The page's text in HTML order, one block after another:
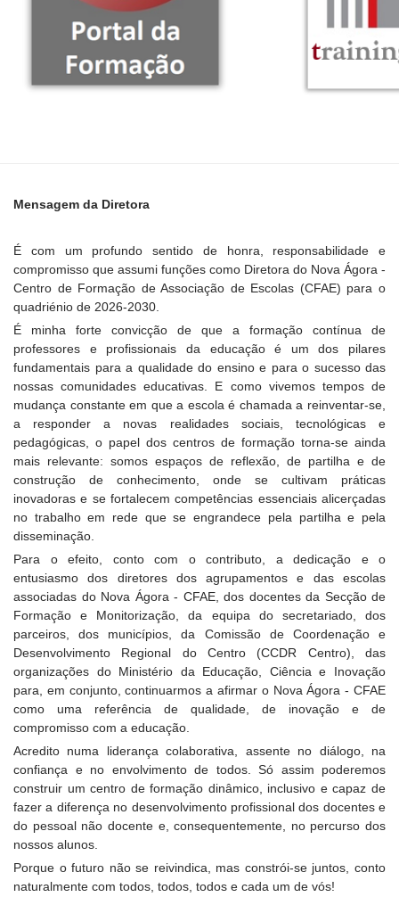
Mensagem da Diretora
É com um profundo sentido de honra, responsabilidade e
compromisso que assumi funções como Diretora do Nova Ágora -
Centro de Formação de Associação de Escolas (CFAE) para o
quadriénio de 2026-2030.
É minha forte convicção de que a formação contínua de
professores e profissionais da educação é um dos pilares
fundamentais para a qualidade do ensino e para o sucesso das
nossas comunidades educativas. E como vivemos tempos de
mudança constante em que a escola é chamada a reinventar-se,
a responder a novas realidades sociais, tecnológicas e
pedagógicas, o papel dos centros de formação torna-se ainda
mais relevante: somos espaços de reflexão, de partilha e de
construção de conhecimento, onde se cultivam práticas
inovadoras e se fortalecem competências essenciais alicerçadas
no trabalho em rede que se engrandece pela partilha e pela
disseminação.
Para o efeito, conto com o contributo, a dedicação e o
entusiasmo dos diretores dos agrupamentos e das escolas
associadas do Nova Ágora - CFAE, dos docentes da Secção de
Formação e Monitorização, da equipa do secretariado, dos
parceiros, dos municípios, da Comissão de Coordenação e
Desenvolvimento Regional do Centro (CCDR Centro), das
organizações do Ministério da Educação, Ciência e Inovação
para, em conjunto, continuarmos a afirmar o Nova Ágora - CFAE
como uma referência de qualidade, de inovação e de
compromisso com a educação.
Acredito numa liderança colaborativa, assente no diálogo, na
confiança e no envolvimento de todos. Só assim poderemos
construir um centro de formação dinâmico, inclusivo e capaz de
fazer a diferença no desenvolvimento profissional dos docentes e
do pessoal não docente e, consequentemente, no percurso dos
nossos alunos.
Porque o futuro não se reivindica, mas constrói-se juntos, conto
naturalmente com todos, todos, todos e cada um de vós!